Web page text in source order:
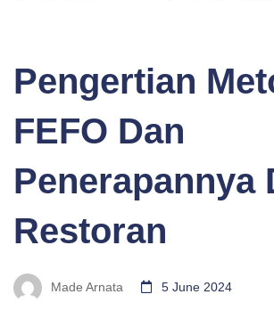
Pengertian
FEFO Dan
Penerapannya
Restoran
Made Arnata 5 June 2024